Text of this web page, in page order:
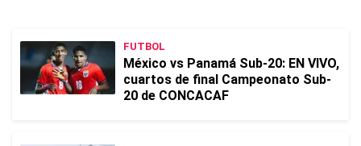
FUTBOL
México vs Panamá Sub-20: EN VIVO,
cuartos de final Campeonato Sub-
20 de CONCACAF